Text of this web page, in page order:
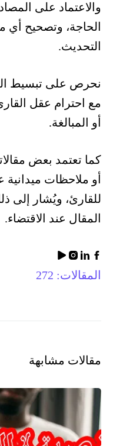
والاعتماد على
الحاجة، وتصحيح
التحديث.
نحرص على تبسيط
مع احترام عقل
أو المبالغة.
كما تعتمد بعض
أو ملاحظات ميدانية
للقارئ، ويُشار إلى
المقال عند الاقتضاء.
المقالات: 272
مقالات مشابهة